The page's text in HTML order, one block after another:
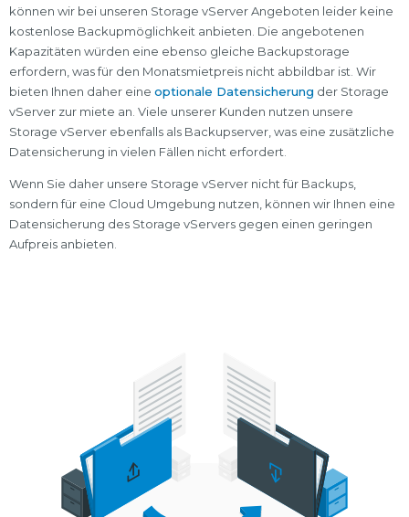
können wir bei unseren Storage vServer Angeboten leider keine
kostenlose Backupmöglichkeit anbieten. Die angebotenen
Kapazitäten würden eine ebenso gleiche Backupstorage
erfordern, was für den Monatsmietpreis nicht abbildbar ist. Wir
bieten Ihnen daher eine optionale Datensicherung der Storage
vServer zur miete an. Viele unserer Kunden nutzen unsere
Storage vServer ebenfalls als Backupserver, was eine zusätzliche
Datensicherung in vielen Fällen nicht erfordert.
Wenn Sie daher unsere Storage vServer nicht für Backups,
sondern für eine Cloud Umgebung nutzen, können wir Ihnen eine
Datensicherung des Storage vServers gegen einen geringen
Aufpreis anbieten.